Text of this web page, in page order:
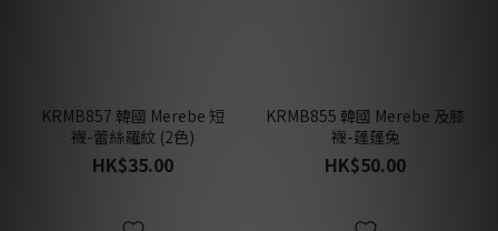
KRMB857 韓國 Merebe 短
襪-蕾絲羅紋 (2色)
HK$35.00
KRMB855 韓國 Merebe 及膝
襪-蓬蓬兔
HK$50.00